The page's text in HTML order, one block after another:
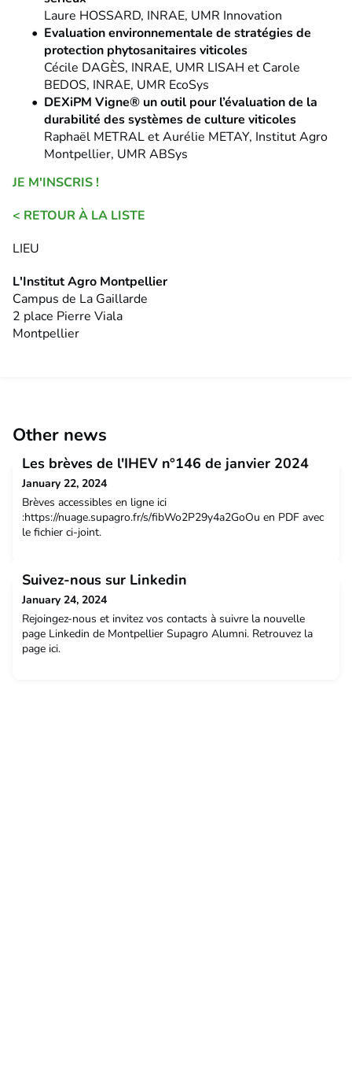
Laure HOSSARD, INRAE, UMR Innovation
Evaluation environnementale de stratégies de
protection phytosanitaires viticoles
Cécile DAGÈS, INRAE, UMR LISAH et Carole
BEDOS, INRAE, UMR EcoSys
DEXiPM Vigne® un outil pour l’évaluation de la
durabilité des systèmes de culture viticoles
Raphaël METRAL et Aurélie METAY, Institut Agro
Montpellier, UMR ABSys
JE M'INSCRIS !
< RETOUR À LA LISTE
LIEU
L'Institut Agro Montpellier
Campus de La Gaillarde
2 place Pierre Viala
Montpellier
Other news
Les brèves de l'IHEV n°146 de janvier 2024
January 22, 2024
Brèves accessibles en ligne ici
:https://nuage.supagro.fr/s/fibWo2P29y4a2GoOu en PDF avec
le fichier ci-joint.
Suivez-nous sur Linkedin
January 24, 2024
Rejoingez-nous et invitez vos contacts à suivre la nouvelle
page Linkedin de Montpellier Supagro Alumni. Retrouvez la
page ici.